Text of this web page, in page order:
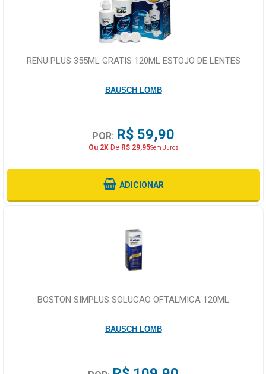
RENU PLUS 355ML GRATIS 120ML ESTOJO DE LENTES
BAUSCH LOMB
POR: R$ 59,90
Ou 2XDe R$ 29,95Sem Juros
ADICIONAR
BOSTON SIMPLUS SOLUCAO OFTALMICA 120ML
BAUSCH LOMB